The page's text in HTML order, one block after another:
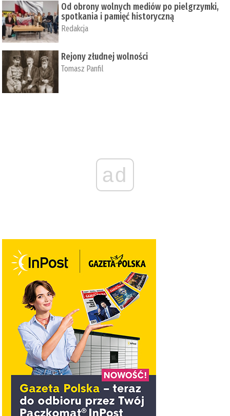
Od obrony wolnych mediów po pielgrzymki,
spotkania i pamięć historyczną
Redakcja
Rejony złudnej wolności
Tomasz Panfil
ad